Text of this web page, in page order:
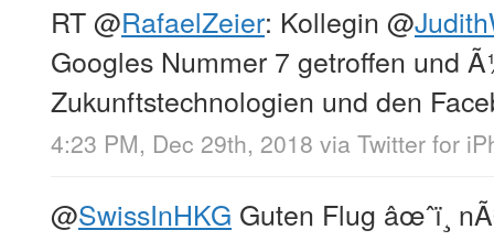
RT@RafaelZeier: Kollegin @
Googles Nummer 7 getroffen und
Zukunftstechnologien und den
4:23 PM, Dec 29th, 2018 via Twitter for
@SwissInHKG Guten Flug âœˆï¸